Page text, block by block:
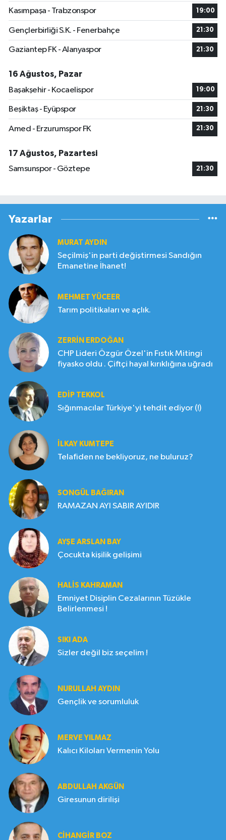
Kasımpaşa - Trabzonspor 19:00
Gençlerbirliği S.K. - Fenerbahçe 21:30
Gaziantep FK - Alanyaspor 21:30
16 Ağustos, Pazar
Başakşehir - Kocaelispor
19:00
Beşiktaş - Eyüpspor 21:30
Amed - Erzurumspor FK 21:30
17 Ağustos, Pazartesi
Samsunspor - Göztepe
21:30
Yazarlar
MURAT AYDIN
Seçilmiş'in parti değiştirmesi Sandığın
Emanetine İhanet!
MEHMET YÜCEER
Tarım politikaları ve açlık.
ZERRIN ERDOĞAN
CHP Lideri Özgür Özel'in Fıstık Mitingi
fiyasko oldu . Çiftçi hayal kırıklığına uğradı
EDIP TEKKOL
Sığınmacılar Türkiye'yi tehdit ediyor (!)
İLKAY KUMTEPE
Telafiden ne bekliyoruz, ne buluruz?
SONGÜL BAĞIRAN
RAMAZAN AYI SABIR AYIDIR
AYŞE ARSLAN BAY
Çocukta kişilik gelişimi
HALIS KAHRAMAN
Emniyet Disiplin Cezalarının Tüzükle
Belirlenmesi !
SIKI ADA
Sizler değil biz seçelim !
NURULLAH AYDIN
Gençlik ve sorumluluk
MERVE YILMAZ
Kalıcı Kiloları Vermenin Yolu
ABDULLAH AKGÜN
Giresunun dirilişi
CIHANGIR BOZ